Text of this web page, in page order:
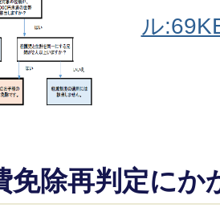
ル
免除再判定にか